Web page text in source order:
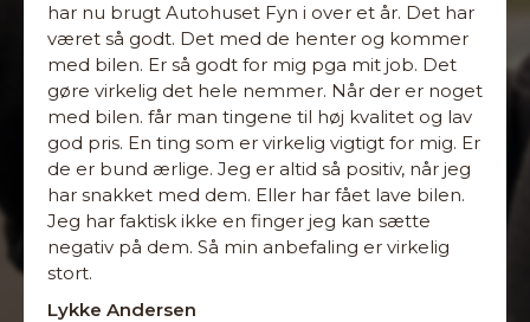
har nu brugt Autohuset Fyn i over et år. Det har
været så godt. Det med de henter og kommer
med bilen. Er så godt for mig pga mit job. Det
gøre virkelig det hele nemmer. Når der er noget
med bilen. får man tingene til høj kvalitet og lav
god pris. En ting som er virkelig vigtigt for mig. Er
de er bund ærlige. Jeg er altid så positiv, når jeg
har snakket med dem. Eller har fået lave bilen.
Jeg har faktisk ikke en finger jeg kan sætte
negativ på dem. Så min anbefaling er virkelig
stort.
Lykke Andersen